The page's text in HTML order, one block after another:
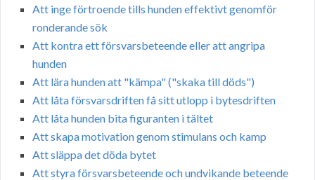
Att inge förtroende tills hunden effektivt genomför
ronderande sök
Att kontra ett försvarsbeteende eller att angripa
hunden
Att lära hunden att "kämpa" ("skaka till döds")
Att låta försvarsdriften få sitt utlopp i bytesdriften
Att låta hunden bita figuranten i tältet
Att skapa motivation genom stimulans och kamp
Att släppa det döda bytet
Att styra försvarsbeteende och undvikande beteende